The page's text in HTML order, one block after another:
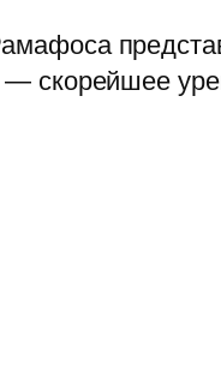
скорейшее